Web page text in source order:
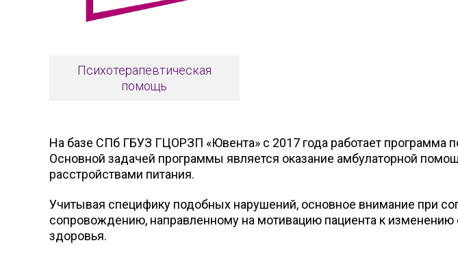
Психотерапевтическая
помощь
На базе СПб ГБУЗ ГЦОРЗП «Ювента» c 2017 года работает
Основной задачей программы является оказание амбулаторной
расстройствами питания.
Учитывая специфику подобных нарушений, основное внимание при
сопровождению, направленному на мотивацию пациента к изменению
здоровья.